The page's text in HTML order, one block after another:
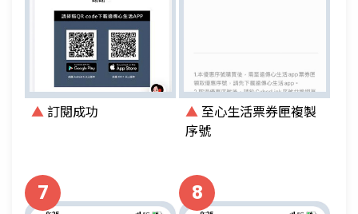
▲ 訂閱成功 ▲ 至心生活票券匣複製
序號
7 8